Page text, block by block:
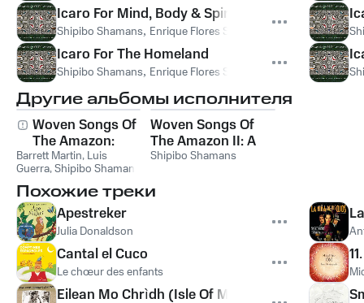
Icaro For Mind, Body & Spirit
Shipibo Shamans, Enrique Flores Sinuiri
Icaro For The Homeland
Shipibo Shamans, Enrique Flores Sinuiri
Другие альбомы исполнителя
Woven Songs Of
The Amazon:
Healing Icaros Of
The Shipibo
Shamans
Barrett Martin, Luis
Guerra,Shipibo Shamans
Woven Songs Of
The Amazon II: A
Ceremony Of
Shipibo Shamans
Shipibo Shamans
Похожие треки
Apestreker
Julia Donaldson
Cantal el Cuco
Le chœur des enfants
Eilean Mo Chrìdh (Isle Of My Heart)